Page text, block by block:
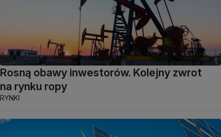
Rosną obawy inwestorów. Kolejny zwrot
na rynku ropy
RYNKI